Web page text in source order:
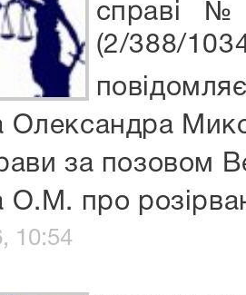
справі
(2/388/
Олександра
за позовом
О.М. про
10:54